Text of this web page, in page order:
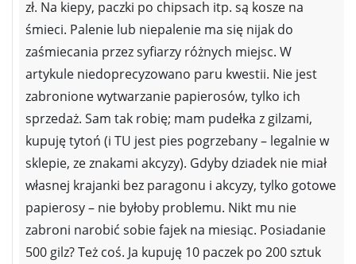
zł. Na kiepy, paczki po chipsach itp. są kosze na
śmieci. Palenie lub niepalenie ma się nijak do
zaśmiecania przez syfiarzy różnych miejsc. W
artykule niedoprecyzowano paru kwestii. Nie jest
zabronione wytwarzanie papierosów, tylko ich
sprzedaż. Sam tak robię; mam pudełka z gilzami,
kupuję tytoń (i TU jest pies pogrzebany – legalnie w
sklepie, ze znakami akcyzy). Gdyby dziadek nie miał
własnej krajanki bez paragonu i akcyzy, tylko gotowe
papierosy – nie byłoby problemu. Nikt mu nie
zabroni narobić sobie fajek na miesiąc. Posiadanie
500 gilz? Też coś. Ja kupuję 10 paczek po 200 sztuk